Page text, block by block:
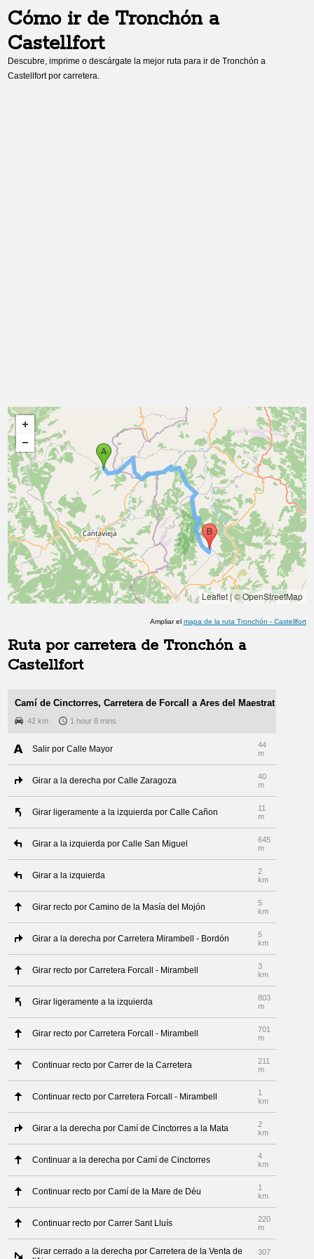
Cómo ir de Tronchóna
Castellfort
Descubre, imprime o descárgate la mejor ruta para ir deTronchón a
Castellfortpor carretera.
Leaflet|© OpenStreetMap
Ampliar el mapa de la ruta Tronchón - Castellfort
Ruta por carretera de Tronchón a
Castellfort
Camí de Cinctorres, Carretera de Forcall a Ares del Maestrat
42 km 1 hour 8 mins
Salir por Calle Mayor
44
m
Girar a la derecha por Calle Zaragoza
40
m
Girar ligeramente a la izquierda por Calle Cañon
11
m
Girar a la izquierda por Calle San Miguel
645
m
Girar a la izquierda
2
km
Girar recto por Camino de la Masía del Mojón
5
km
Girar a la derecha por Carretera Mirambell - Bordón
5
km
Girar recto por Carretera Forcall - Mirambell
3
km
Girar ligeramente a la izquierda
803
m
Girar recto por Carretera Forcall - Mirambell
701
m
Continuar recto por Carrer de la Carretera
211
m
Continuar recto por Carretera Forcall - Mirambell
1
km
Girar a la derecha por Camí de Cinctorres a la Mata
2
km
Continuar a la derecha por Camí de Cinctorres
4
km
Continuar recto por Camí de la Mare de Déu
1
km
Continuar recto por Carrer Sant Lluís
220
m
Girar cerrado a la derecha por Carretera de la Venta de
307